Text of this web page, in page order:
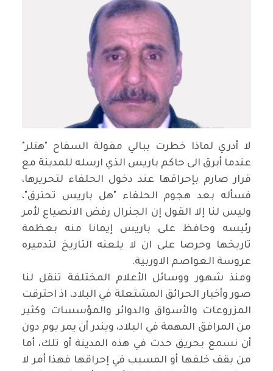
لا أدري لماذا خطرت ببالي مقولة السفاح "هتلر"
عندما أبرق الى حاكم باريس الذي ارسله للمدينة مع
قرار صارم بإحراقها عند دخول الحلفاء لتحريرها،
فسأله بعد هجوم الحلفاء "هل باريس تحترق"،
وليس لنا إلا القول إن الجنرال رفض الانصياع لأمر
رئيسه وحافظ على باريس إيمانا منه بعظمة
تاريخها وحرصا على ان لا يلعنه التاريخ لتدميره
عروسة العواصم الاوربية.
ومنذ شهور ووسائل الأعلام المختلفة تنقل لنا
صور وأخبار الحرائق المشتعلة في البلاد، اذ احترقت
المزروعات والأسواق والدوائر والمؤسسات وكثير
من المرافق المهمة في البلاد، ويندر أن يمر يوم دون
أن نسمع بحريق حدث في هذه المدينة أو تلك، أما
من يقف خلفها أو المسبب في إحراقها فهذا أمر لا